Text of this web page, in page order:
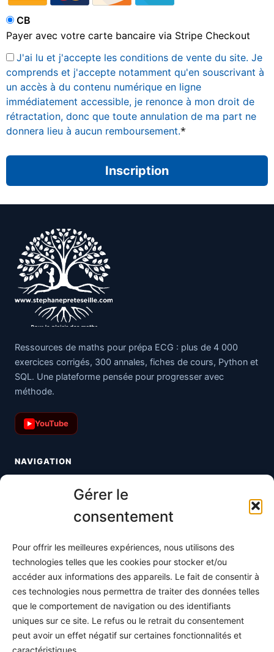
Gérer le
consentement
Pour offrir les meilleures expériences, nous utilisons des
technologies telles que les cookies pour stocker et/ou
accéder aux informations des appareils. Le fait de consentir à
ces technologies nous permettra de traiter des données telles
que le comportement de navigation ou des identifiants
uniques sur ce site. Le refus ou le retrait du consentement
peut avoir un effet négatif sur certaines fonctionnalités et
caractéristiques.
CB
Payer avec votre carte bancaire via Stripe Checkout
J'ai lu et j'accepte les conditions de vente du site. Je
comprends et j'accepte notamment qu'en souscrivant à
un accès à du contenu numérique en ligne
immédiatement accessible, je renonce à mon droit de
rétractation, donc que toute annulation de ma part ne
donnera lieu à aucun remboursement.*
Ressources de maths pour prépa ECG : plus de 4 000
exercices corrigés, 300 annales, fiches de cours, Python et
SQL. Une plateforme pensée pour progresser avec
méthode.
▶ YouTube
NAVIGATION
Toutes les maths
S'abonner
À propos
Contact / Support
Mes publications
INFORMATIONS LÉGALES